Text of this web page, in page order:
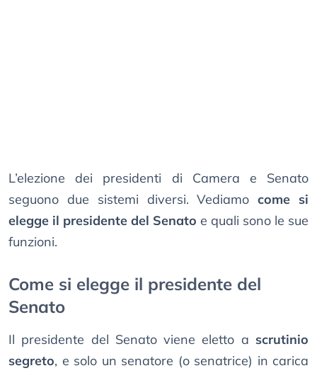
L’elezione dei presidenti di Camera e Senato
seguono due sistemi diversi. Vediamocome si
elegge il presidente del Senato e quali sono le sue
funzioni.
Come si elegge il presidente del
Senato
Il presidente del Senato viene eletto a scrutinio
segreto, e solo un senatore (o senatrice) in carica